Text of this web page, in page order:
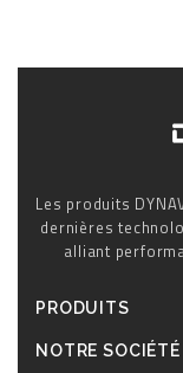
Les produits
dernières
alliant
PRODUITS
NOTRE SOCIÉTÉ